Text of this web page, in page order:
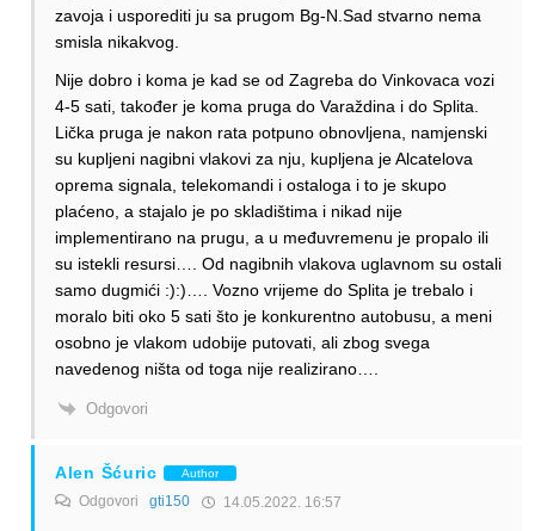
zavoja i usporediti ju sa prugom Bg-N.Sad stvarno nema
smisla nikakvog.
Nije dobro i koma je kad se od Zagreba do Vinkovaca vozi
4-5 sati, također je koma pruga do Varaždina i do Splita.
Lička pruga je nakon rata potpuno obnovljena, namjenski
su kupljeni nagibni vlakovi za nju, kupljena je Alcatelova
oprema signala, telekomandi i ostaloga i to je skupo
plaćeno, a stajalo je po skladištima i nikad nije
implementirano na prugu, a u međuvremenu je propalo ili
su istekli resursi…. Od nagibnih vlakova uglavnom su ostali
samo dugmići :):)…. Vozno vrijeme do Splita je trebalo i
moralo biti oko 5 sati što je konkurentno autobusu, a meni
osobno je vlakom udobije putovati, ali zbog svega
navedenog ništa od toga nije realizirano….
Odgovori
Alen Šćuric Author
Odgovori gti150 14.05.2022. 16:57